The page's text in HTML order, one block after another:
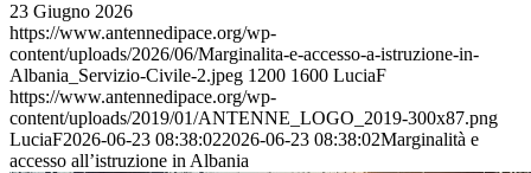
23 Giugno 2026
https://www.antennedipace.org/wp-
content/uploads/2026/06/Marginalita-e-accesso-a-istruzione-in-
Albania_Servizio-Civile-2.jpeg 1200 1600 LuciaF
https://www.antennedipace.org/wp-
content/uploads/2019/01/ANTENNE_LOGO_2019-300x87.png
LuciaF2026-06-23 08:38:022026-06-23 08:38:02Marginalità e
accesso all’istruzione in Albania